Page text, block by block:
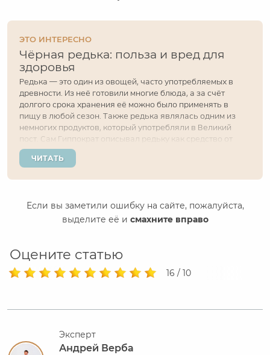
ЭТО ИНТЕРЕСНО
Чёрная редька: польза и вред для
здоровья
Редька — это один из овощей, часто употребляемых в
древности. Из неё готовили многие блюда, а за счёт
долгого срока хранения её можно было применять в
пищу в любой сезон. Также редька являлась одним из
немногих продуктов, который употребляли в Великий
пост. Сам Гиппократ описывал редьку как средство от
лёгочных заболеваний. А в нынешнее время она
используется не только от кашля, но и в качестве...
ЧИТАТЬ
Если вы заметили ошибку на сайте, пожалуйста,
выделите её и смахните вправо
Оцените статью
16 / 10
Эксперт
Андрей Верба